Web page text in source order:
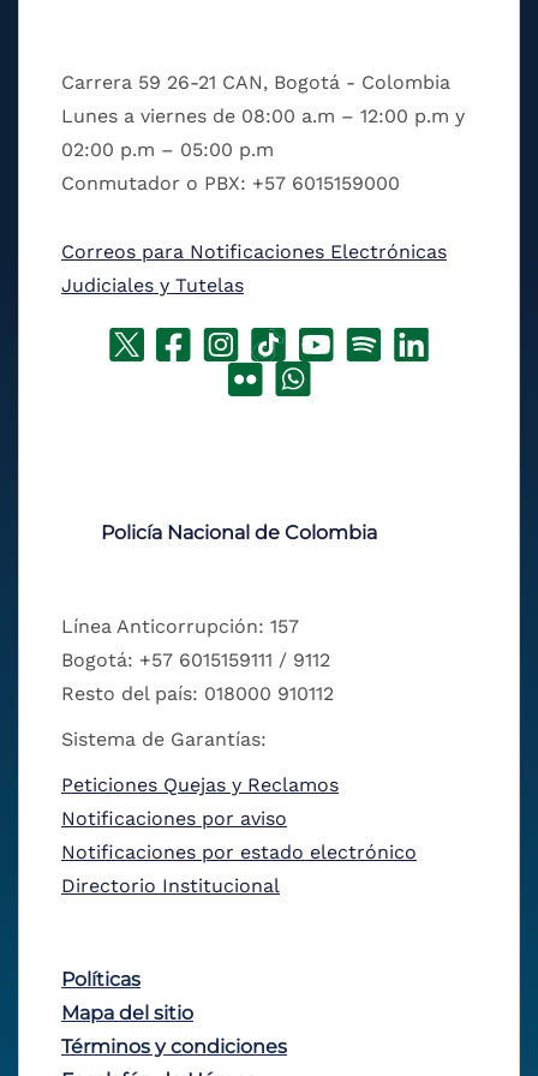
Carrera 59 26-21 CAN, Bogotá - Colombia
Lunes a viernes de 08:00 a.m – 12:00 p.m y
02:00 p.m – 05:00 p.m
Conmutador o PBX: +57 6015159000
Correos para Notificaciones Electrónicas
Judiciales y Tutelas
Policía Nacional de Colombia
Línea Anticorrupción: 157
Bogotá: +57 6015159111 / 9112
Resto del país: 018000 910112
Sistema de Garantías:
Peticiones Quejas y Reclamos
Notificaciones por aviso
Notificaciones por estado electrónico
Directorio Institucional
Políticas
Mapa del sitio
Términos y condiciones